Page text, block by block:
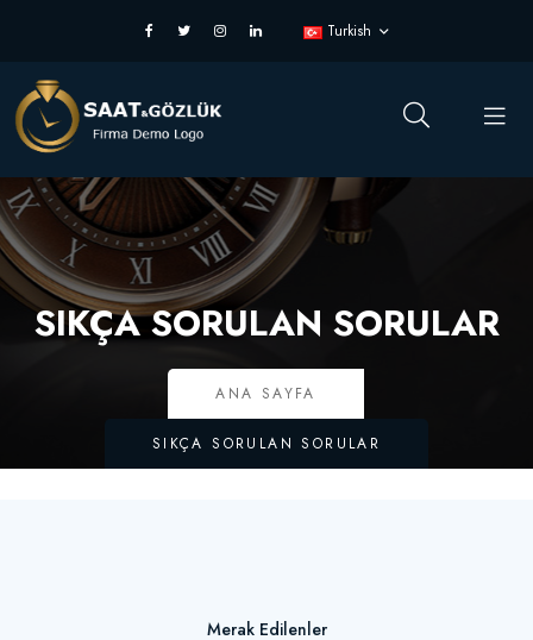
Turkish
SIKÇA SORULAN SORULAR
ANA SAYFA
SIKÇA SORULAN SORULAR
Merak Edilenler